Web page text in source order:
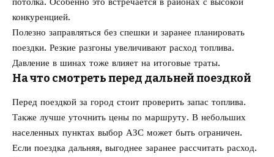
конкуренцией.
Полезно заправляться без спешки и заранее планировать
поездки. Резкие разгоны увеличивают расход топлива.
Давление в шинах тоже влияет на итоговые траты.
На что смотреть перед дальней поездкой
Перед поездкой за город стоит проверить запас топлива.
Также лучше уточнить цены по маршруту. В небольших
населенных пунктах выбор АЗС может быть ограничен.
Если поездка дальняя, выгоднее заранее рассчитать расход.